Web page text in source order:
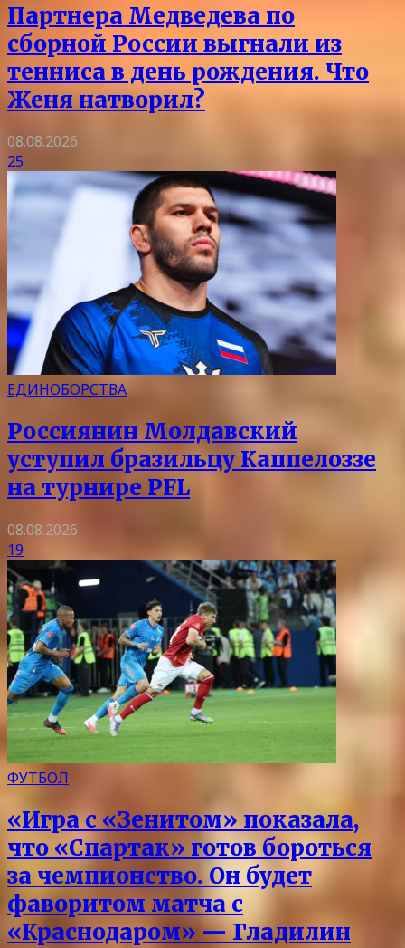
Партнера Медведева по
сборной России выгнали из
тенниса в день рождения. Что
Женя натворил?
08.08.2026
25
ЕДИНОБОРСТВА
Россиянин Молдавский
уступил бразильцу Каппелоззе
на турнире PFL
08.08.2026
19
ФУТБОЛ
«Игра с «Зенитом» показала,
что «Спартак» готов бороться
за чемпионство. Он будет
фаворитом матча с
«Краснодаром» — Гладилин